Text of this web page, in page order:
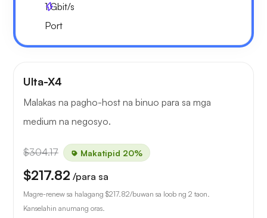
1Gbit/s
Port
Ulta-X4
Malakas na pagho-host na binuo para sa mga
medium na negosyo.
$304.17 Makatipid 20%
$217.82 /para sa
Magre-renew sa halagang $217.82/buwan sa loob ng 2 taon.
Kanselahin anumang oras.